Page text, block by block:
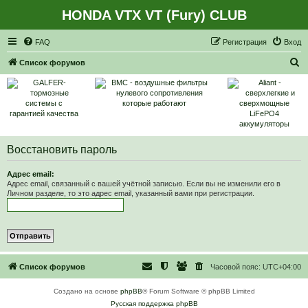
HONDA VTX VT (Fury) CLUB
FAQ Вход
Регистрация
Список форумов
Восстановить пароль
Адрес email:
Адрес email, связанный с вашей учётной записью. Если вы не изменили его в
Личном разделе, то это адрес email, указанный вами при регистрации.
Список форумов Часовой пояс: UTC+04:00
Создано на основе phpBB® Forum Software © phpBB Limited
Русская поддержка phpBB